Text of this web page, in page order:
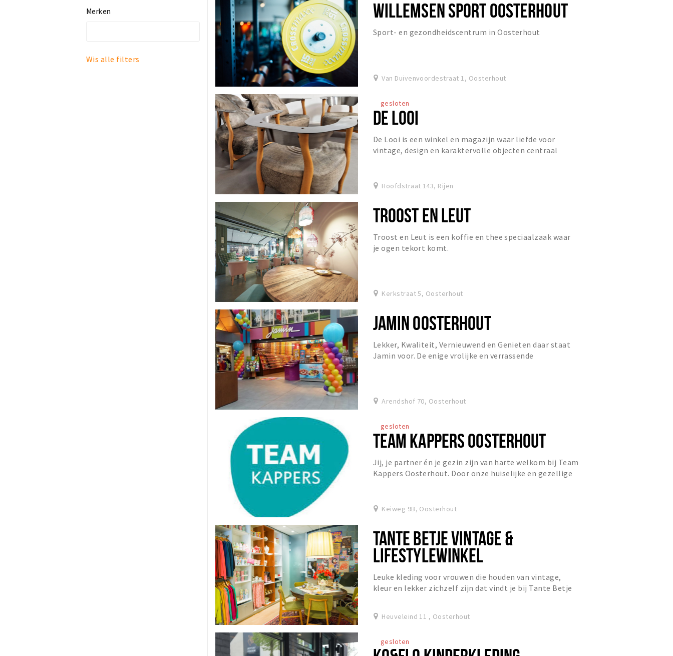
Vintage
Merken
Wis alle filters
WILLEMSEN SPORT OOSTERHOUT
Sport- en gezondheidscentrum in Oosterhout
Van Duivenvoordestraat 1, Oosterhout
gesloten
DE LOOI
De Looi is een winkel en magazijn waar liefde voor
vintage, design en karaktervolle objecten centraal
Hoofdstraat 143, Rijen
TROOST EN LEUT
Troost en Leut is een koffie en thee speciaalzaak waar
je ogen tekort komt.
Kerkstraat 5, Oosterhout
JAMIN OOSTERHOUT
Lekker, Kwaliteit, Vernieuwend en Genieten daar staat
Jamin voor. De enige vrolijke en verrassende
Arendshof 70, Oosterhout
gesloten
TEAM KAPPERS OOSTERHOUT
Jij, je partner én je gezin zijn van harte welkom bij Team
Kappers Oosterhout. Door onze huiselijke en gezellige
Keiweg 9B, Oosterhout
TANTE BETJE VINTAGE &
LIFESTYLEWINKEL
Leuke kleding voor vrouwen die houden van vintage,
kleur en lekker zichzelf zijn dat vindt je bij Tante Betje
Heuveleind 11 , Oosterhout
gesloten